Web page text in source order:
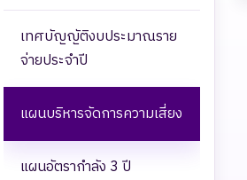
เทศบัญญัติงบประมาณราย
จ่ายประจำปี
แผนบริหารจัดการความเสี่ยง
แผนอัตรากำลัง 3 ปี